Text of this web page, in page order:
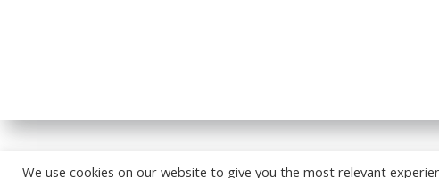
© 2026
We use cookies on our website to give you the most relevant